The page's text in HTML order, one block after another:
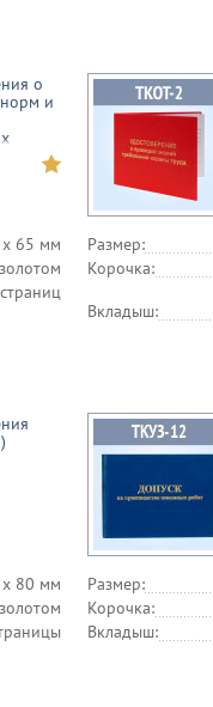
о
и
65 мм
Размер:
Корочка:
Вкладыш:
80 мм
Размер:
Корочка:
Вкладыш: